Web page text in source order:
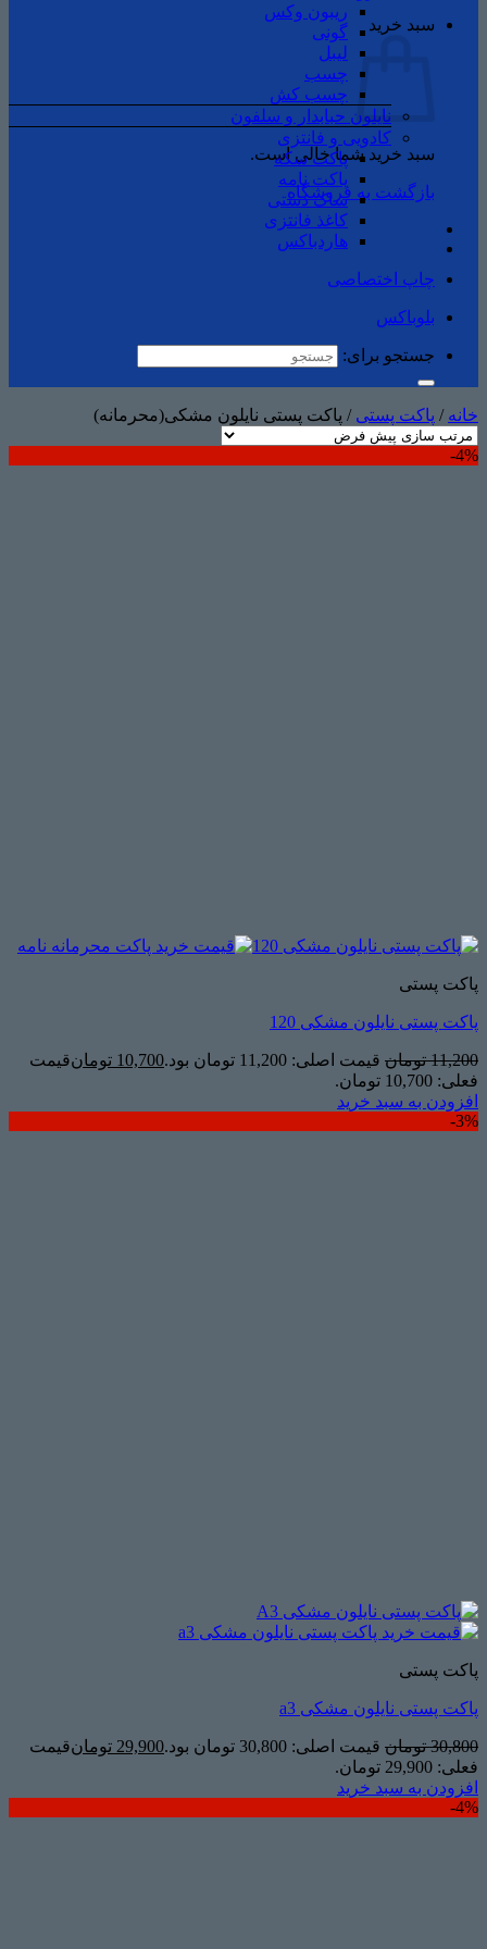
سبد خرید
سبد خرید شما خالی است.
بازگشت به فروشگاه
ریبون وکس
گونی
لیبل
چسب
چسب ‌کش
نایلون حبابدار و سلفون
کادویی و فانتزی
پاکت سکه
پاکت نامه
ساک دستی
کاغذ فانتزی
هاردباکس
چاپ اختصاصی
بلوباکس
جستجو برای:
خانه / پاکت پستی / پاکت پستی نایلون مشکی(محرمانه)
4%-
پاکت پستی
پاکت پستی نایلون مشکی 120
11,200 تومان قیمت اصلی: 11,200 تومان بود. 10,700 تومانقیمت
فعلی: 10,700 تومان.
افزودن به سبد خرید
3%-
پاکت پستی
پاکت پستی نایلون مشکی a3
30,800 تومان قیمت اصلی: 30,800 تومان بود. 29,900 تومانقیمت
فعلی: 29,900 تومان.
افزودن به سبد خرید
4%-